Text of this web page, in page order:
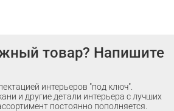
товар? Напишите
интерьеров "под ключ".
и другие детали интерьера с лучших
постоянно пополняется.